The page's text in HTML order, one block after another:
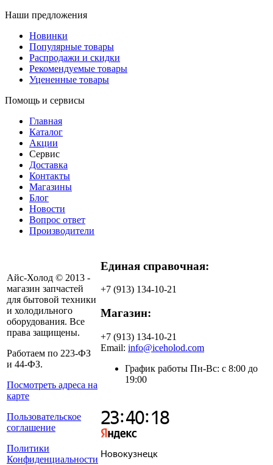
Наши предложения
Новинки
Популярные товары
Распродажи и скидки
Рекомендуемые товары
Уцененные товары
Помощь и сервисы
Главная
Каталог
Акции
Сервис
Доставка
Контакты
Магазины
Блог
Новости
Вопрос ответ
Производители
Айс-Холод © 2013 -
магазин запчастей
для бытовой техники
и холодильного
оборудования. Все
права защищены.
Работаем по 223-ФЗ
и 44-ФЗ.
Посмотреть адреса на
карте
Пользовательское
соглашение
Политики
Конфиденциальности
Единая справочная:
+7 (913) 134-10-21
Магазин:
+7 (913) 134-10-21
Email: info@iceholod.com
График работы Пн-Вс: с 8:00 до
19:00